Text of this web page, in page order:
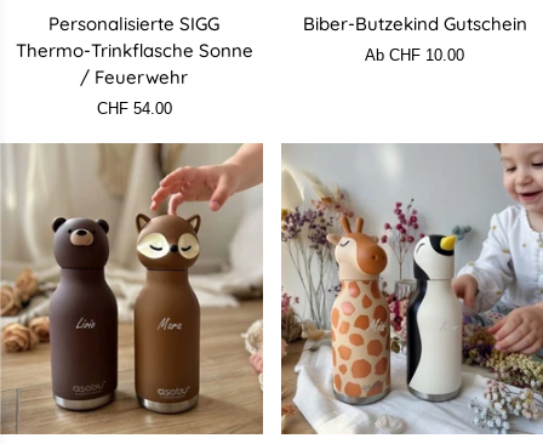
Personalisierte
SIGG
Trinkflasche
/
Personalisierte SIGG
Thermo-Trinkflasche Sonne
/ Feuerwehr
CHF 54.00
Biber-
Gutschein
Biber-Butzekind Gutschein
Ab CHF 10.00